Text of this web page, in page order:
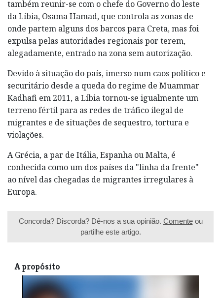
também reunir-se com o chefe do Governo do leste
da Líbia, Osama Hamad, que controla as zonas de
onde partem alguns dos barcos para Creta, mas foi
expulsa pelas autoridades regionais por terem,
alegadamente, entrado na zona sem autorização.
Devido à situação do país, imerso num caos político e
securitário desde a queda do regime de Muammar
Kadhafi em 2011, a Líbia tornou-se igualmente um
terreno fértil para as redes de tráfico ilegal de
migrantes e de situações de sequestro, tortura e
violações.
A Grécia, a par de Itália, Espanha ou Malta, é
conhecida como um dos países da "linha da frente"
ao nível das chegadas de migrantes irregulares à
Europa.
Concorda? Discorda? Dê-nos a sua opinião. Comenteou
partilhe este artigo.
A propósito